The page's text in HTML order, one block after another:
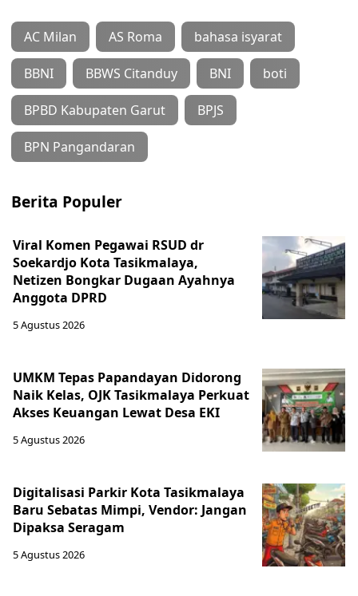
AC Milan AS Roma bahasa isyarat
BBNI BBWS Citanduy BNI boti
BPBD Kabupaten Garut BPJS
BPN Pangandaran
Berita Populer
Viral Komen Pegawai RSUD dr
Soekardjo Kota Tasikmalaya,
Netizen Bongkar Dugaan Ayahnya
Anggota DPRD
5 Agustus 2026
UMKM Tepas Papandayan Didorong
Naik Kelas, OJK Tasikmalaya Perkuat
Akses Keuangan Lewat Desa EKI
5 Agustus 2026
Digitalisasi Parkir Kota Tasikmalaya
Baru Sebatas Mimpi, Vendor: Jangan
Dipaksa Seragam
5 Agustus 2026